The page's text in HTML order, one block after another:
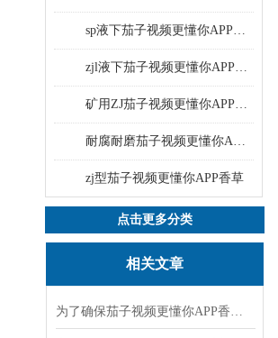
sp液下茄子视频更懂你APP香草
zjl液下茄子视频更懂你APP香草
矿用ZJ茄子视频更懂你APP香草
耐腐耐磨茄子视频更懂你APP香草
zj型茄子视频更懂你APP香草
点击更多分类
相关文章
为了确保茄子视频更懂你APP香草的正常运行和延长使用寿命，以下几点需要注意